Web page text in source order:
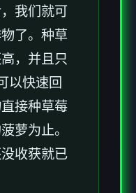
我们就可
了。种草
，并且只
以快速回
接种草莓
萝为止。
没收获就已